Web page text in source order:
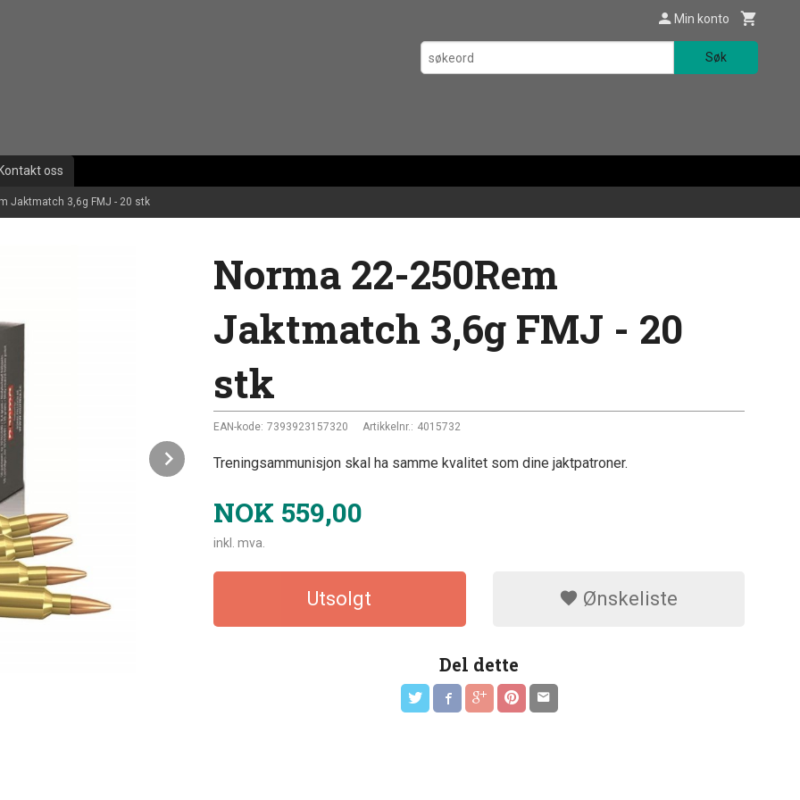
Min konto
Søk
oss
Jaktmatch 3,6g FMJ - 20 stk
Next
Norma 22-250Rem
Jaktmatch 3,6g FMJ - 20
stk
EAN-kode: 7393923157320 Artikkelnr.: 4015732
Treningsammunisjon skal ha samme kvalitet som dine jaktpatroner.
NOK 559,00
inkl. mva.
Utsolgt Ønskeliste
Del dette